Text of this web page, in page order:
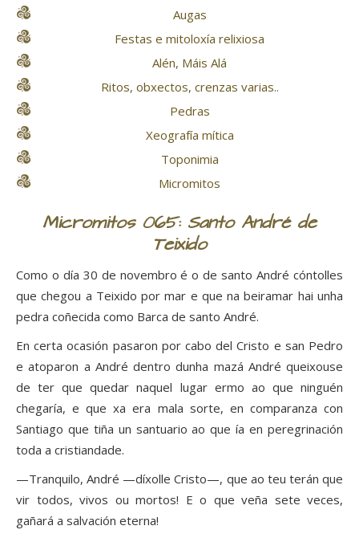
Augas
Festas e mitoloxía relixiosa
Alén, Máis Alá
Ritos, obxectos, crenzas varias..
Pedras
Xeografía mítica
Toponimia
Micromitos
Micromitos 065: Santo André de
Teixido
Como o día 30 de novembro é o de santo André cóntolles
que chegou a Teixido por mar e que na beiramar hai unha
pedra coñecida como Barca de santo André.
En certa ocasión pasaron por cabo del Cristo e san Pedro
e atoparon a André dentro dunha mazá André queixouse
de ter que quedar naquel lugar ermo ao que ninguén
chegaría, e que xa era mala sorte, en comparanza con
Santiago que tiña un santuario ao que ía en peregrinación
toda a cristiandade.
—Tranquilo, André —díxolle Cristo—, que ao teu terán que
vir todos, vivos ou mortos! E o que veña sete veces,
gañará a salvación eterna!